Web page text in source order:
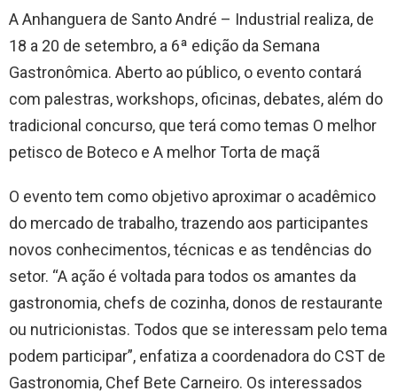
A Anhanguera de Santo André – Industrial realiza, de
18 a 20 de setembro, a 6ª edição da Semana
Gastronômica. Aberto ao público, o evento contará
com palestras, workshops, oficinas, debates, além do
tradicional concurso, que terá como temas O melhor
petisco de Boteco e A melhor Torta de maçã
O evento tem como objetivo aproximar o acadêmico
do mercado de trabalho, trazendo aos participantes
novos conhecimentos, técnicas e as tendências do
setor. “A ação é voltada para todos os amantes da
gastronomia, chefs de cozinha, donos de restaurante
ou nutricionistas. Todos que se interessam pelo tema
podem participar”, enfatiza a coordenadora do CST de
Gastronomia, Chef Bete Carneiro. Os interessados